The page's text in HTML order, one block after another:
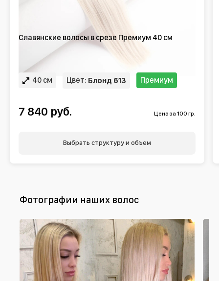
Славянские волосы в срезе Премиум 40 см
40 см Цвет: Блонд 613 Премиум
7 840 руб. Цена за 100 гр.
Выбрать структуру и объем
Фотографии наших волос